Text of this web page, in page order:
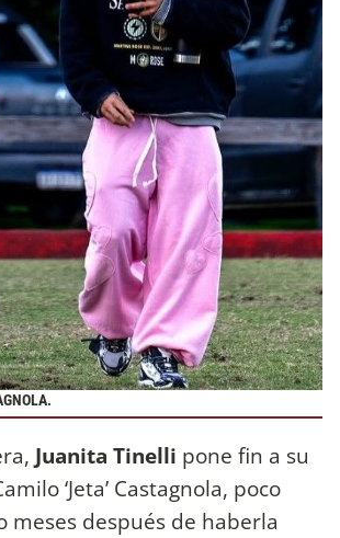
Juanita Tinelli pone fin a su
‘Jeta’ Castagnola, poco
meses después de haberla